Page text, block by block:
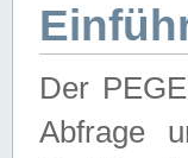
Der
Abfrage